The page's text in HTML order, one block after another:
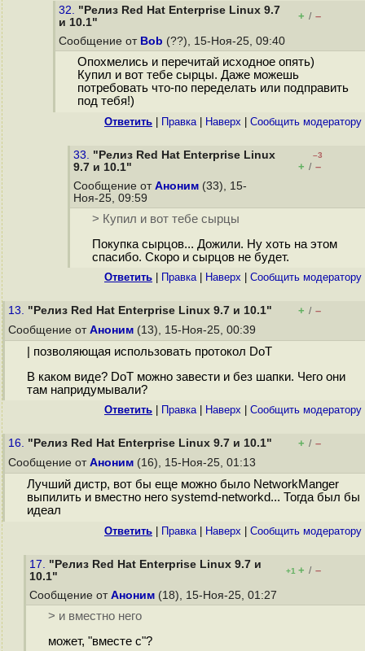
32. "Релиз Red Hat Enterprise Linux 9.7
и 10.1"
+ / –
Сообщение от Bob (??), 15-Ноя-25, 09:40
Опохмелись и перечитай исходное опять)
Купил и вот тебе сырцы. Даже можешь
потребовать что-по переделать или подправить
под тебя!)
Ответить Правка| Наверх Cообщить модератору
33. "Релиз Red Hat Enterprise Linux
9.7 и 10.1"
–3
+ / –
Сообщение от Аноним (33), 15-
Ноя-25, 09:59
> Купил и вот тебе сырцы
Покупка сырцов... Дожили. Ну хоть на этом
спасибо. Скоро и сырцов не будет.
Ответить Правка| Наверх Cообщить модератору
13. "Релиз Red Hat Enterprise Linux 9.7 и 10.1" + / –
Сообщение от Аноним (13), 15-Ноя-25, 00:39
| позволяющая использовать протокол DoT
В каком виде? DoT можно завести и без шапки. Чего они
там напридумывали?
Ответить Правка| Наверх Cообщить модератору
16. "Релиз Red Hat Enterprise Linux 9.7 и 10.1" + / –
Сообщение от Аноним (16), 15-Ноя-25, 01:13
Лучший дистр, вот бы еще можно было NetworkManger
выпилить и вместно него systemd-networkd... Тогда был бы
идеал
Ответить Правка| Наверх Cообщить модератору
17. "Релиз Red Hat Enterprise Linux 9.7 и
10.1"
+1 + / –
Сообщение от Аноним (18), 15-Ноя-25, 01:27
> и вместно него
может, "вместе с"?